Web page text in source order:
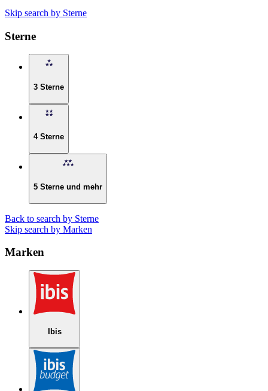
Skip search by Sterne
Sterne
3 Sterne
4 Sterne
5 Sterne und mehr
Back to search by Sterne
Skip search by Marken
Marken
Ibis